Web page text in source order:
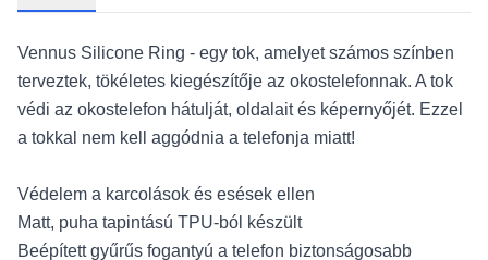
Vennus Silicone Ring - egy tok, amelyet számos színben
terveztek, tökéletes kiegészítője az okostelefonnak. A tok
védi az okostelefon hátulját, oldalait és képernyőjét. Ezzel
a tokkal nem kell aggódnia a telefonja miatt!
Védelem a karcolások és esések ellen
Matt, puha tapintású TPU-ból készült
Beépített gyűrűs fogantyú a telefon biztonságosabb